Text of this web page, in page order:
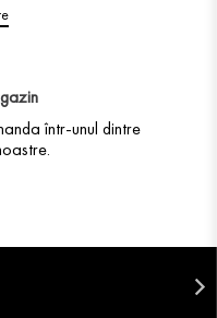
într-unul dintre